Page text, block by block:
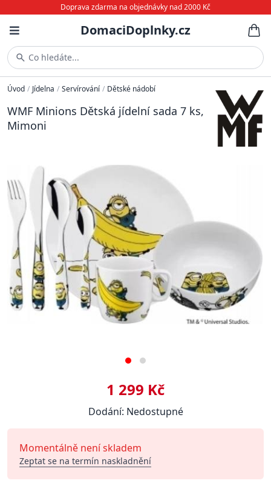
Doprava zdarma na objednávky nad 2000 Kč
DomaciDoplnky.cz
Co hledáte...
Úvod / Jídelna / Servírování / Dětské nádobí
WMF Minions Dětská jídelní sada 7 ks,
Mimoni
1 299 Kč
Dodání: Nedostupné
Momentálně není skladem
Zeptat se na termín naskladnění